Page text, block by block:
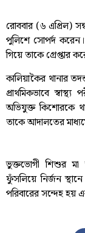
রোববার (৬ এপ্রিল)
পুলিশে সোপর্দ
গিয়ে তাকে গ্রেপ্তার
কালিয়াকৈর থানার
প্রাথমিকভাবে
অভিযুক্ত কিশোরকে
তাকে আদালতের
ভুক্তভোগী শিশুর
ফুঁসলিয়ে নির্জন
পরিবারের সন্দেহ হয়